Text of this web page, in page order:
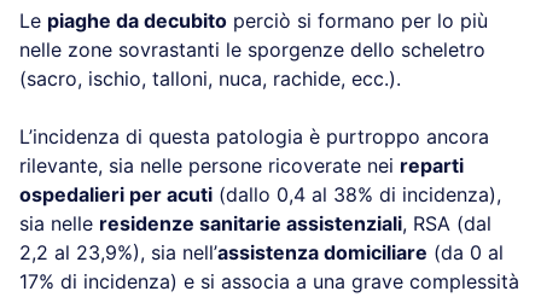
Le piaghe da decubito perciò si formano per lo più
nelle zone sovrastanti le sporgenze dello scheletro
(sacro, ischio, talloni, nuca, rachide, ecc.).
L’incidenza di questa patologia è purtroppo ancora
rilevante, sia nelle persone ricoverate nei reparti
ospedalieri per acuti (dallo 0,4 al 38% di incidenza),
sia nelle residenze sanitarie assistenziali, RSA (dal
2,2 al 23,9%), sia nell’assistenza domiciliare (da 0 al
17% di incidenza) e si associa a una grave complessità